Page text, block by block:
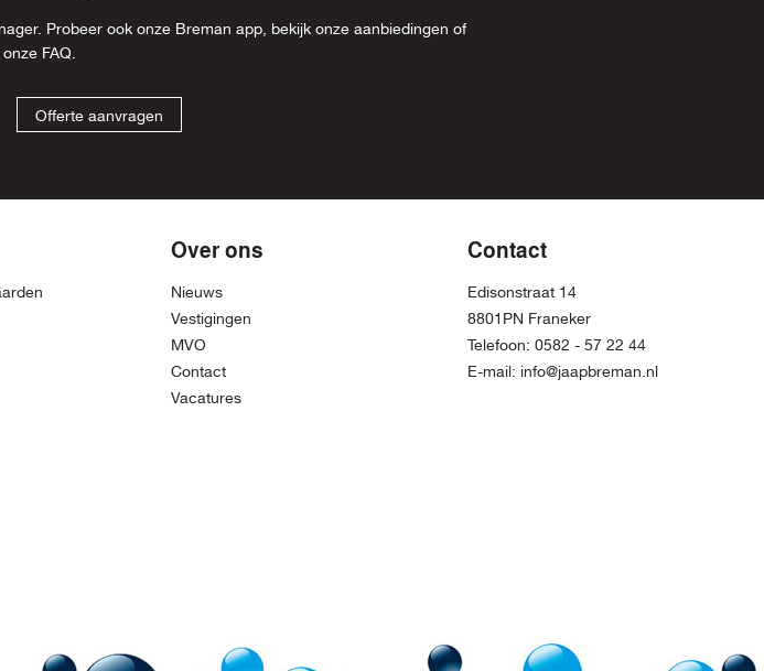
Probeer ook onze Breman app, bekijk onze aanbiedingen of
onze FAQ.
Offerte aanvragen
Over ons
Nieuws
Vestigingen
MVO
Contact
Vacatures
Contact
Edisonstraat 14
8801PN Franeker
Telefoon:0582 - 57 22 44
E-mail: info@jaapbreman.nl